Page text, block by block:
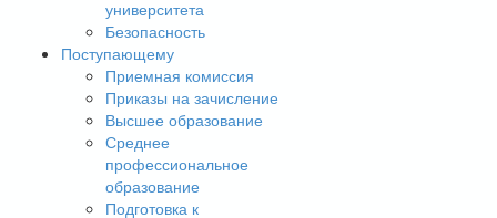
университета
Безопасность
Поступающему
Приемная комиссия
Приказы на зачисление
Высшее образование
Среднее
профессиональное
образование
Подготовка к